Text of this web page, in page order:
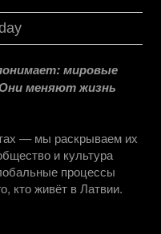
мировые
меняют жизнь
— мы раскрываем их
и культура
процессы
кто живёт в Латвии.